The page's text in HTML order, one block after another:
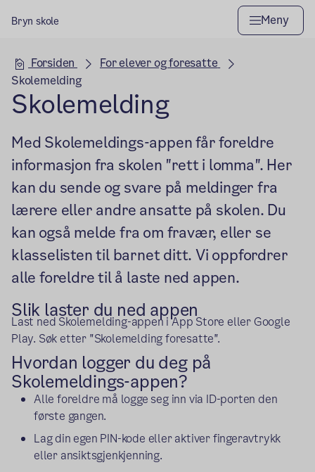
Bryn skole Meny
Hovedseksjon
Forsiden
For elever og foresatte
Skolemelding
Skolemelding
Med Skolemeldings-appen får foreldre
informasjon fra skolen "rett i lomma". Her
kan du sende og svare på meldinger fra
lærere eller andre ansatte på skolen. Du
kan også melde fra om fravær, eller se
klasselisten til barnet ditt. Vi oppfordrer
alle foreldre til å laste ned appen.
Slik laster du ned appen
Last ned Skolemelding-appen i App Store eller Google
Play. Søk etter "Skolemelding foresatte".
Hvordan logger du deg på
Skolemeldings-appen?
Alle foreldre må logge seg inn via ID-porten den
første gangen.
Lag din egen PIN-kode eller aktiver fingeravtrykk
eller ansiktsgjenkjenning.